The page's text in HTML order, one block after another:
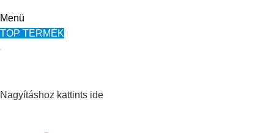
Menü
TOP TERMÉK
Nagyításhoz kattints ide